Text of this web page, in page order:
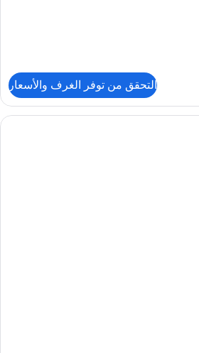
التحقق من توفر الغرف والأسعار